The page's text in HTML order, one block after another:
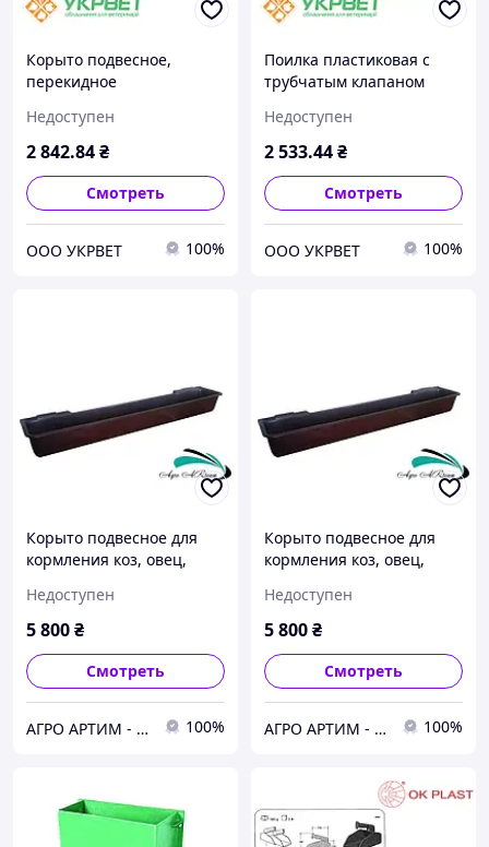
Корыто подвесное,
перекидное
Недоступен
2 842.84₴
Смотреть
ООО УКРВЕТ 100%
Поилка пластиковая с
трубчатым клапаном
Недоступен
2 533.44₴
Смотреть
ООО УКРВЕТ 100%
Корыто подвесное для
кормления коз, овец,
Недоступен
5 800₴
Смотреть
АГРО АРТИМ - Ветеринарное оборудование и препараты для животноводства и птицеводства 100%
Корыто подвесное для
кормления коз, овец,
Недоступен
5 800₴
Смотреть
АГРО АРТИМ - Ветеринарное оборудование и препараты для животноводства и птицеводства 100%